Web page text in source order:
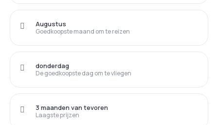
Goedkoopste maand om te reizen
Augustus
De goedkoopste dag om te vliegen
donderdag
Laagste prijzen
3 maanden van tevoren